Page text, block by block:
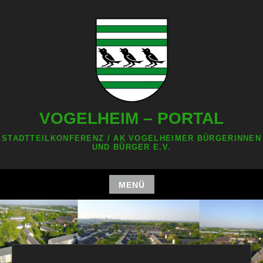
VOGELHEIM – PORTAL
STADTTEILKONFERENZ / AK VOGELHEIMER BÜRGERINNEN
UND BÜRGER E.V.
MENÜ
Zum
Inhalt
springen